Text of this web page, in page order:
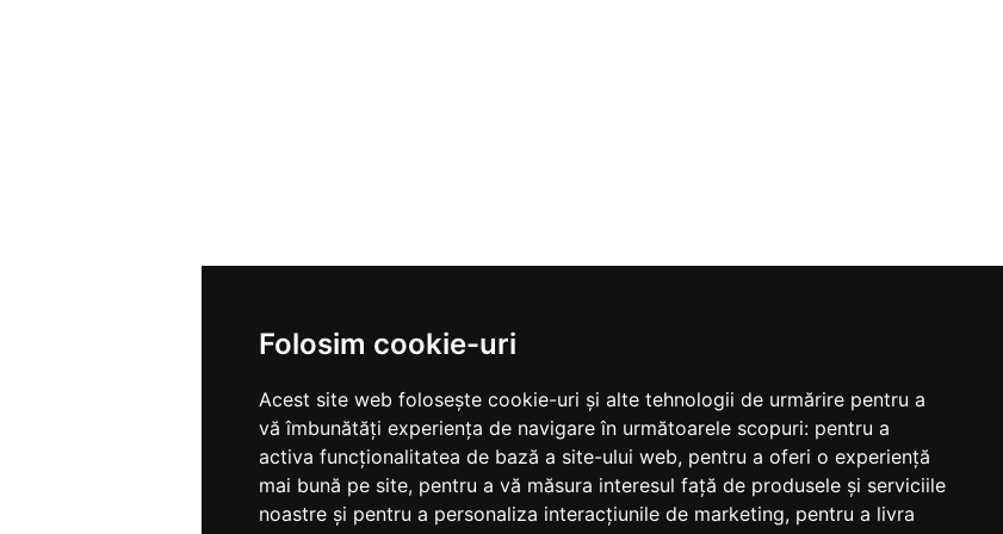
Folosim cookie-uri
Acest site web folosește cookie-uri și alte tehnologii de urmărire pentru a
vă îmbunătăți experiența de navigare în următoarele scopuri: pentru a
activa funcționalitatea de bază a site-ului web, pentru a oferi o experiență
mai bună pe site, pentru a vă măsura interesul față de produsele și serviciile
noastre și pentru a personaliza interacțiunile de marketing, pentru a livra